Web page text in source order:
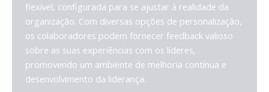
flexível, configurada para se ajustar à realidade da
organização. Com diversas opções de personalização,
os colaboradores podem fornecer feedback valioso
sobre as suas experiências com os líderes,
promovendo um ambiente de melhoria contínua e
desenvolvimento da liderança.